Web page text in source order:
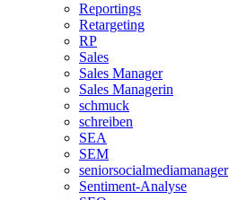
Reportings
Retargeting
RP
Sales
Sales Manager
Sales Managerin
schmuck
schreiben
SEA
SEM
seniorsocialmediamanager
Sentiment-Analyse